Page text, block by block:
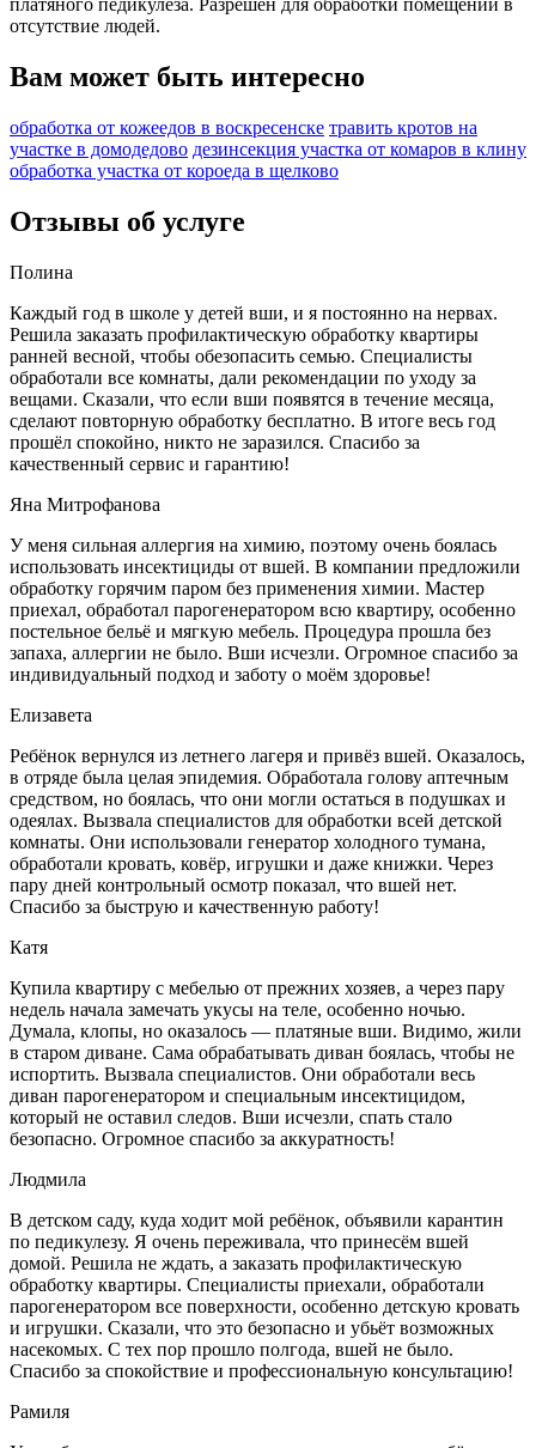
платяного педикулеза. Разрешён для обработки помещений в
отсутствие людей.
Вам может быть интересно
обработка от кожеедов в воскресенске травить кротов на
участке в домодедово дезинсекция участка от комаров в клину
обработка участка от короеда в щелково
Отзывы об услуге
Полина
Каждый год в школе у детей вши, и я постоянно на нервах.
Решила заказать профилактическую обработку квартиры
ранней весной, чтобы обезопасить семью. Специалисты
обработали все комнаты, дали рекомендации по уходу за
вещами. Сказали, что если вши появятся в течение месяца,
сделают повторную обработку бесплатно. В итоге весь год
прошёл спокойно, никто не заразился. Спасибо за
качественный сервис и гарантию!
Яна Митрофанова
У меня сильная аллергия на химию, поэтому очень боялась
использовать инсектициды от вшей. В компании предложили
обработку горячим паром без применения химии. Мастер
приехал, обработал парогенератором всю квартиру, особенно
постельное бельё и мягкую мебель. Процедура прошла без
запаха, аллергии не было. Вши исчезли. Огромное спасибо за
индивидуальный подход и заботу о моём здоровье!
Елизавета
Ребёнок вернулся из летнего лагеря и привёз вшей. Оказалось,
в отряде была целая эпидемия. Обработала голову аптечным
средством, но боялась, что они могли остаться в подушках и
одеялах. Вызвала специалистов для обработки всей детской
комнаты. Они использовали генератор холодного тумана,
обработали кровать, ковёр, игрушки и даже книжки. Через
пару дней контрольный осмотр показал, что вшей нет.
Спасибо за быструю и качественную работу!
Катя
Купила квартиру с мебелью от прежних хозяев, а через пару
недель начала замечать укусы на теле, особенно ночью.
Думала, клопы, но оказалось — платяные вши. Видимо, жили
в старом диване. Сама обрабатывать диван боялась, чтобы не
испортить. Вызвала специалистов. Они обработали весь
диван парогенератором и специальным инсектицидом,
который не оставил следов. Вши исчезли, спать стало
безопасно. Огромное спасибо за аккуратность!
Людмила
В детском саду, куда ходит мой ребёнок, объявили карантин
по педикулезу. Я очень переживала, что принесём вшей
домой. Решила не ждать, а заказать профилактическую
обработку квартиры. Специалисты приехали, обработали
парогенератором все поверхности, особенно детскую кровать
и игрушки. Сказали, что это безопасно и убьёт возможных
насекомых. С тех пор прошло полгода, вшей не было.
Спасибо за спокойствие и профессиональную консультацию!
Рамиля